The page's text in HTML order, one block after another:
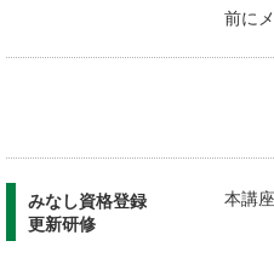
前に
みなし資格登録
更新研修
本講